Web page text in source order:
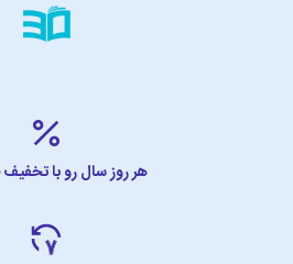
هر روز سال رو با